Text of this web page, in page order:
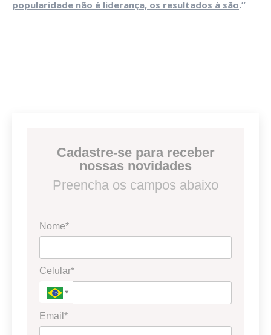
popularidade não é liderança, os resultados à são.”
Cadastre-se para receber
nossas novidades
Preencha os campos abaixo
Nome*
Celular*
Email*